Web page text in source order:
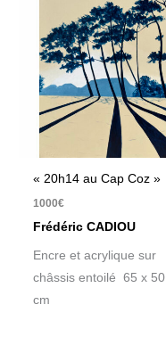
« 20h14 au Cap Coz »
1000€
Frédéric CADIOU
Encre et acrylique sur
châssis entoilé 65 x 50
cm